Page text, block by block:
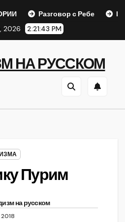
Разговор с Ребе
Шаар
2026
2:21:44 PM
НА РУССКОМ
Пурим
на русском